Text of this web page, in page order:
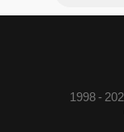
جميع الحقوق محفوظة © 2026 - 1998